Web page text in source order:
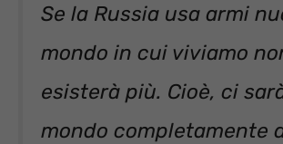
Se la Russia usa armi
mondo in cui viviamo
esisterà più. Cioè, ci
mondo completamente